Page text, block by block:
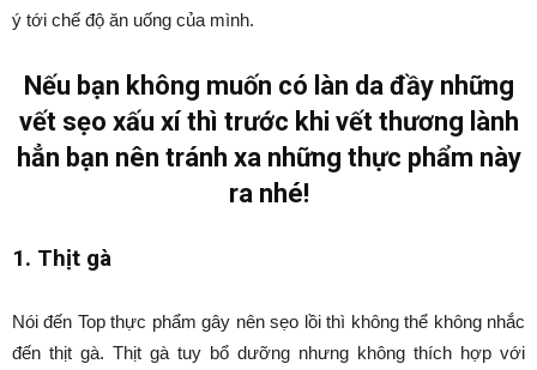
ý tới chế độ ăn uống của mình.
Nếu bạn không muốn có làn da đầy những
vết sẹo xấu xí thì trước khi vết thương lành
hẳn bạn nên tránh xa những thực phẩm này
ra nhé!
1. Thịt gà
Nói đến Top thực phẩm gây nên sẹo lồi thì không thể không nhắc
đến thịt gà. Thịt gà tuy bổ dưỡng nhưng không thích hợp với